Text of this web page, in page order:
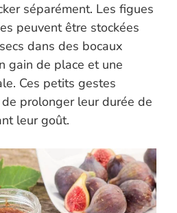
séparément. Les figues
peuvent être stockées
dans des bocaux
gain de place et une
Ces petits gestes
prolonger leur durée de
leur goût.